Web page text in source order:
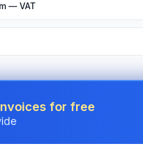
— VAT
for free